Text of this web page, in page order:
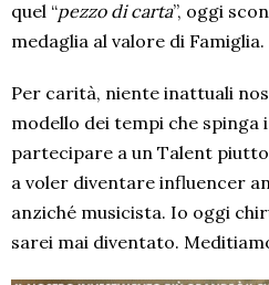
quel “pezzo di carta”, oggi
medaglia al valore di Famiglia.
Per carità, niente inattuali
modello dei tempi che spinga i
partecipare a un Talent
a voler diventare influencer
anziché musicista. Io oggi
sarei mai diventato.